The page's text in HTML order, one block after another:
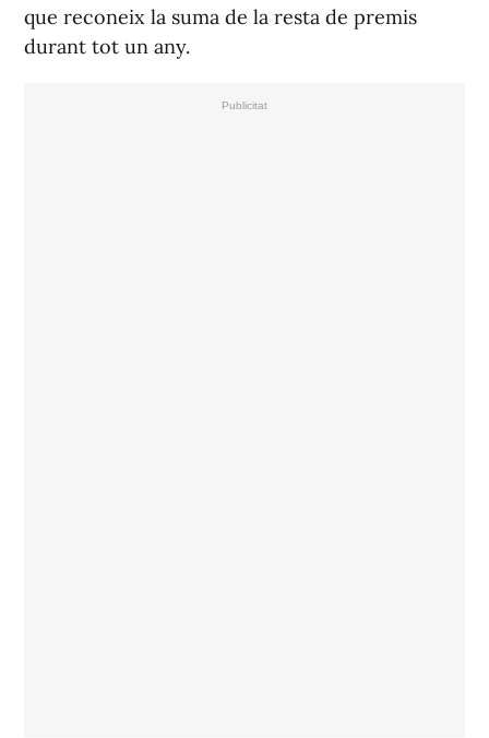
que reconeix la suma de la resta de premis
durant tot un any.